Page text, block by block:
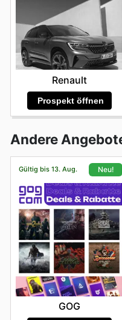
Renault
Prospekt öffnen
Andere
Gültig bis 13. Aug. Neu!
GOG